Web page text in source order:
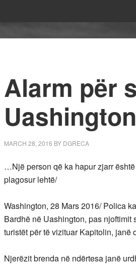
Alarm për
Uashington
MARCH 28, 2016 BY DGRECA
…Një person që ka hapur zjarr
plagosur lehtë/
Washington, 28 Mars 2016/ Polica
Bardhë në Uashington, pas
turistët për të vizituar Kapitolin, janë
Njerëzit brenda në ndërtesa janë